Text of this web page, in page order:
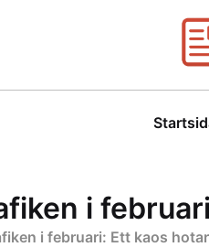
i
i februari: Ett kaos